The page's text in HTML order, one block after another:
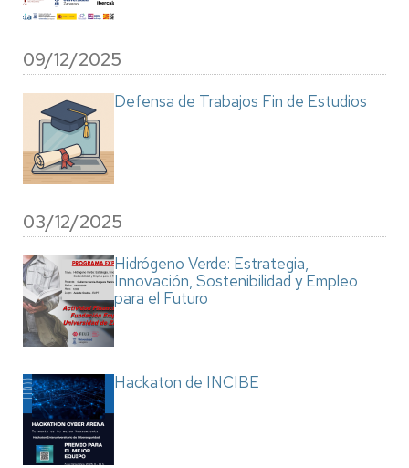
09/12/2025
Defensa de Trabajos Fin de Estudios
03/12/2025
Hidrógeno Verde: Estrategia,
Innovación, Sostenibilidad y Empleo
para el Futuro
Hackaton de INCIBE